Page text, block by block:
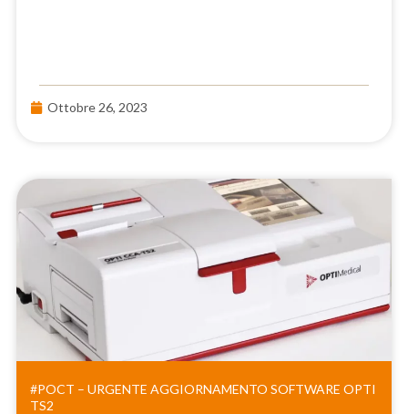
Ottobre 26, 2023
#POCT – URGENTE AGGIORNAMENTO SOFTWARE OPTI
TS2